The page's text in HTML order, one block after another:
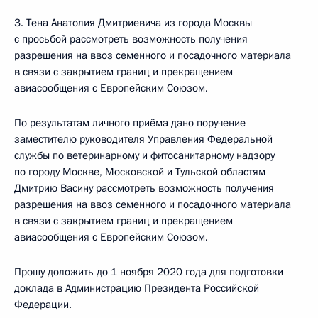
3. Тена Анатолия Дмитриевича из города Москвы
с просьбой рассмотреть возможность получения
разрешения на ввоз семенного и посадочного материала
в связи с закрытием границ и прекращением
авиасообщения с Европейским Союзом.
По результатам личного приёма дано поручение
заместителю руководителя Управления Федеральной
службы по ветеринарному и фитосанитарному надзору
по городу Москве, Московской и Тульской областям
Дмитрию Васину рассмотреть возможность получения
разрешения на ввоз семенного и посадочного материала
в связи с закрытием границ и прекращением
авиасообщения с Европейским Союзом.
Прошу доложить до 1 ноября 2020 года для подготовки
доклада в Администрацию Президента Российской
Федерации.